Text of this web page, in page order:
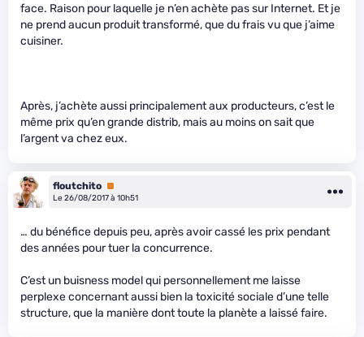
face. Raison pour laquelle je n’en achète pas sur Internet. Et je
ne prend aucun produit transformé, que du frais vu que j’aime
cuisiner.
Après, j’achète aussi principalement aux producteurs, c’est le
même prix qu’en grande distrib, mais au moins on sait que
l’argent va chez eux.
floutchito Premium
Le 26/08/2017 à 10h51
… du bénéfice depuis peu, après avoir cassé les prix pendant
des années pour tuer la concurrence.
C’est un buisness model qui personnellement me laisse
perplexe concernant aussi bien la toxicité sociale d’une telle
structure, que la manière dont toute la planète a laissé faire.